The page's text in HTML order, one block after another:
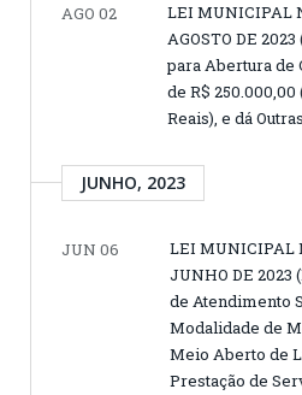
AGO 02
LEI MUNICIPAL
AGOSTO DE
para Abertura de
de R$
Reais), e dá
JUNHO, 2023
JUN 06
LEI MUNICIPAL
JUNHO DE
de Atendimento
Modalidade de
Meio Aberto de
Prestação de